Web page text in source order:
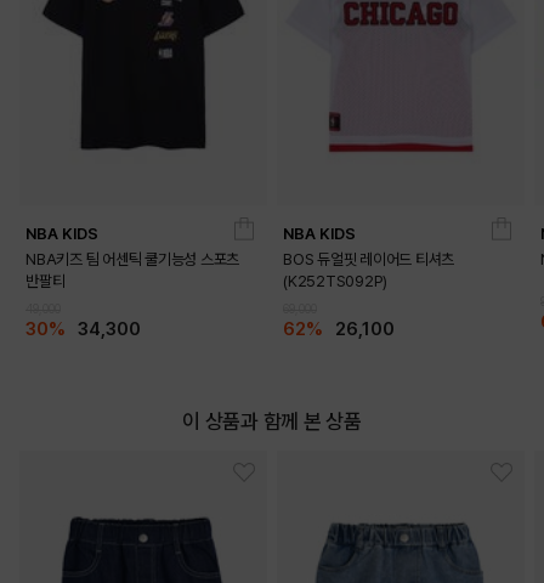
NBA KIDS
NBA키즈 팀 어센틱 쿨기능성 스포츠
반팔티
30% 34,300
NBA KIDS
BOS 듀얼핏 레이어드 티셔츠
(K252TS092P)
62% 26,100
이 상품과 함께 본 상품